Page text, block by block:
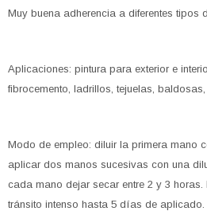
Muy buena adherencia a diferentes tipos
Aplicaciones: pintura para exterior e
fibrocemento, ladrillos, tejuelas,
Modo de empleo: diluir la primera mano
aplicar dos manos sucesivas con una
cada mano dejar secar entre 2 y 3 horas.
tránsito intenso hasta 5 días de